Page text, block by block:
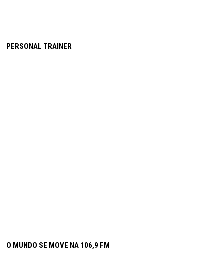
PERSONAL TRAINER
O MUNDO SE MOVE NA 106,9 FM